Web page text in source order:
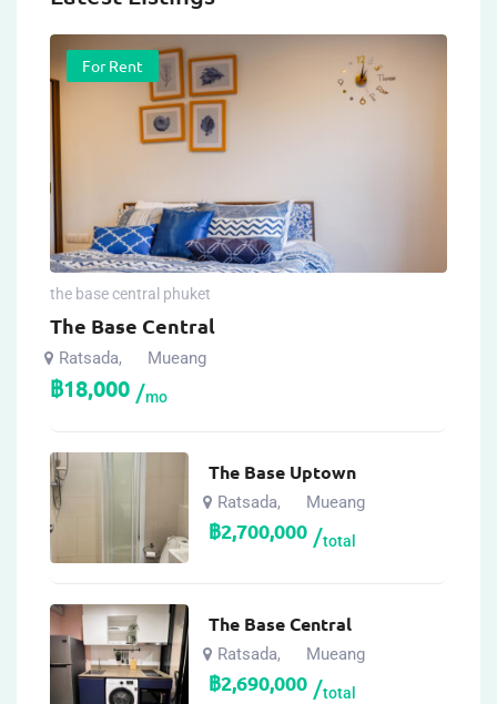
For Rent
the base central phuket
The Base Central
Ratsada, Mueang
฿18,000 mo
The Base Uptown
Ratsada, Mueang
฿2,700,000 total
The Base Central
Ratsada, Mueang
฿2,690,000 total